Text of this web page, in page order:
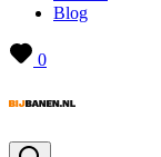
Blog
0